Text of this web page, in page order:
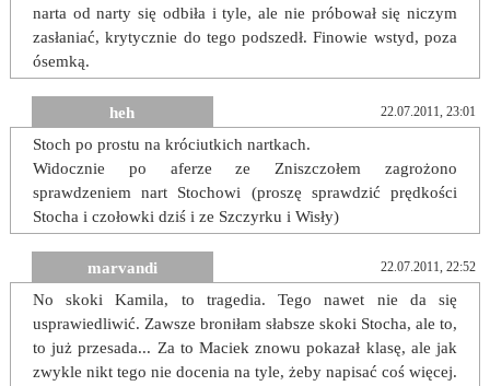
narta od narty się odbiła i tyle, ale nie próbował się niczym
zasłaniać, krytycznie do tego podszedł. Finowie wstyd, poza
ósemką.
heh 22.07.2011, 23:01
Stoch po prostu na króciutkich nartkach.
Widocznie po aferze ze Zniszczołem zagrożono
sprawdzeniem nart Stochowi (proszę sprawdzić prędkości
Stocha i czołowki dziś i ze Szczyrku i Wisły)
marvandi 22.07.2011, 22:52
No skoki Kamila, to tragedia. Tego nawet nie da się
usprawiedliwić. Zawsze broniłam słabsze skoki Stocha, ale to,
to już przesada... Za to Maciek znowu pokazał klasę, ale jak
zwykle nikt tego nie docenia na tyle, żeby napisać coś więcej.